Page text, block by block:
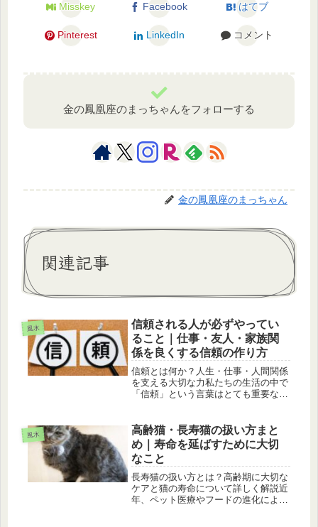
Misskey Facebook はてブ
Pinterest LinkedIn コメント
金の鳳凰座のまっちゃんをフォローする
金の鳳凰座のまっちゃん
関連記事
風水
信頼される人が必ずやってい
ること｜仕事・友人・家族関
係を良くする信頼の作り方
信頼とは何か？人生・仕事・人間関係
を支える大切な力私たちの生活の中で
「信頼」という言葉はとても重要な意
の上に成り立っています。もし信頼が
なければ、人間関係は簡単に崩れてし
ま...
風水
高齢猫・長寿猫の扱い方まと
め｜寿命を延ばすために大切
なこと
長寿猫の扱い方とは？高齢期に大切な
ケアと猫の寿命について詳しく解説近
年、ペット医療やフードの進化によ